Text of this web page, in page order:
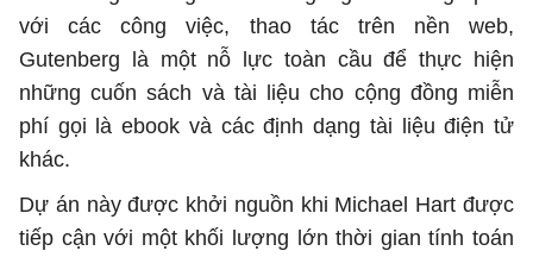
với các công việc, thao tác trên nền web,
Gutenberg là một nỗ lực toàn cầu để thực hiện
những cuốn sách và tài liệu cho cộng đồng miễn
phí gọi là ebook và các định dạng tài liệu điện tử
khác.
Dự án này được khởi nguồn khi Michael Hart được
tiếp cận với một khối lượng lớn thời gian tính toán